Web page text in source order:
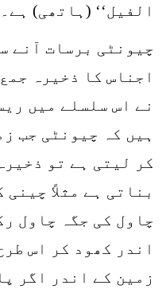
الفیل‘‘ (ہاتھی) ہے۔
چیونٹی برسات آنے
اجناس کا ذخیرہ
نے اس سلسلے میں
ہیں کہ چیونٹی جب
کر لیتی ہے تو
بناتی ہے مثلاً
چاول کی جگہ چاول
اندر کھود کر اس
زمین کے اندر اگر